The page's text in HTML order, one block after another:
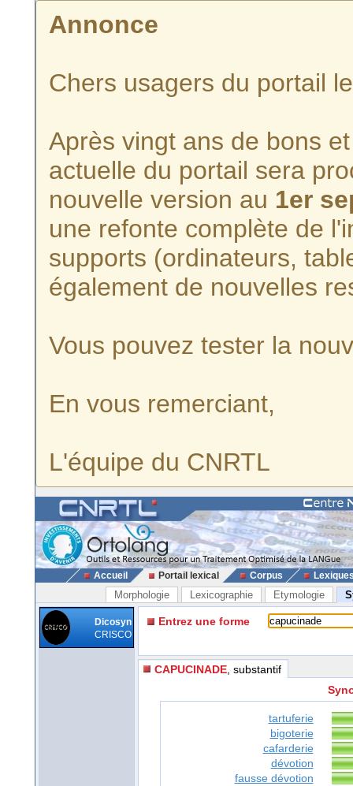
Annonce
Chers usagers du portail
Après vingt ans de bons
actuelle du portail sera
nouvelle version au 1er
une refonte complète de
supports (ordinateurs,
également de nouvelles
Vous pouvez tester la
En vous remerciant,
L'équipe du CNRTL
Accueil Portail lexical Corpus
Morphologie Lexicographie Etymologie
Dicosyn
CRISCO
Entrez une forme
CAPUCINADE , substantif
tartuferie
bigoterie
cafarderie
dévotion
fausse dévotion